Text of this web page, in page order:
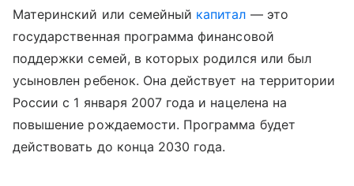
Материнский или семейный капитал — это
государственная программа финансовой
поддержки семей, в которых родился или был
усыновлен ребенок. Она действует на территории
России с 1 января 2007 года и нацелена на
повышение рождаемости. Программа будет
действовать до конца 2030 года.